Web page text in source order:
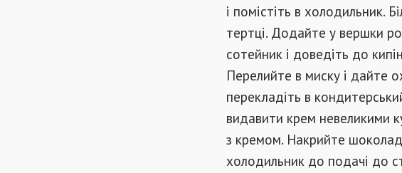
і помістіть в холодильник.
тертці. Додайте у вершки
сотейник і доведіть до
Перелийте в миску і дайте
перекладіть в
видавити крем невеликими
з кремом. Накрийте
холодильник до подачі до